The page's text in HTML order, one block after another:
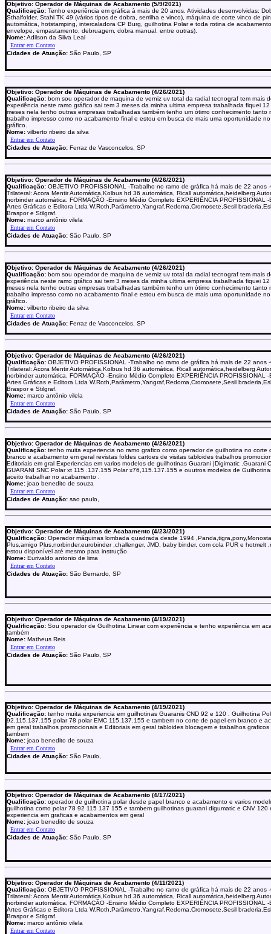
Objetivo: Operador de Máquinas de Acabamento (5/9/2021)
Qualificação: Tenho experiência em gráfica à mais de 20 anos. Atividades desenvolvidas:
Sthalfolder, Stahl TK 49 (vários tipos de dobra, serrilha e vinco), máquina de corte vinco de
automática, hotstamping, intercaladora CP Burg, guilhotina Polar e toda rotina de
envelope, empastamento, debruagem, dobra manual, entre outras).
Nome:Adilson da Silva Leal
Cidades de Atuação: São Paulo, SP
Objetivo: Operador de Máquinas de Acabamento (4/26/2021)
Qualificação: bom sou operador de maquina de verniz uv total da radial tecnograf tem mais
experiência neste ramo gráfico sai tem 3 meses da minha ultima empresa trabalhada fiquei
meses nela tenho outras empresas trabalhadas também tenho um ótimo conhecimento tanto
trabalho impresso como no acabamento final e estou em busca de mais uma oportunidade
gráfico.
Nome: vilberto ribeiro da silva
Cidades de Atuação: Ferraz de Vasconcelos, SP
Objetivo: Operador de Máquinas de Acabamento (4/26/2021)
Qualificação: OBJETIVO PROFISSIONAL -Trabalho no ramo de gráfica há mais de 22 anos
Trilateral: Acora Mentir Automática,Kolbus hd 36 automática, Ricall automática,heidelberg
norbinder automática. FORMAÇÃO -Ensino Médio Completo EXPERIÊNCIA PROFISSIONAL -
Artes Gráficas e Editora Ltda W.Roth,Parâmetro,Yangraf,Redoma,Cromosete,Sesil
Braspor e Stilgraf.
Nome: marco antônio vilela
Cidades de Atuação: São Paulo, SP
Objetivo: Operador de Máquinas de Acabamento (4/26/2021)
Qualificação: bom sou operador de maquina de verniz uv total da radial tecnograf tem mais
experiência neste ramo gráfico sai tem 3 meses da minha ultima empresa trabalhada fiquei
meses nela tenho outras empresas trabalhadas também tenho um ótimo conhecimento tanto
trabalho impresso como no acabamento final e estou em busca de mais uma oportunidade
gráfico.
Nome: vilberto ribeiro da silva
Cidades de Atuação: Ferraz de Vasconcelos, SP
Objetivo: Operador de Máquinas de Acabamento (4/26/2021)
Qualificação: OBJETIVO PROFISSIONAL -Trabalho no ramo de gráfica há mais de 22 anos
Trilateral: Acora Mentir Automática,Kolbus hd 36 automática, Ricall automática,heidelberg
norbinder automática. FORMAÇÃO -Ensino Médio Completo EXPERIÊNCIA PROFISSIONAL -
Artes Gráficas e Editora Ltda W.Roth,Parâmetro,Yangraf,Redoma,Cromosete,Sesil
Braspor e Stilgraf.
Nome: marco antônio vilela
Cidades de Atuação: São Paulo, SP
Objetivo: Operador de Máquinas de Acabamento (4/26/2021)
Qualificação: tenho muita experiencia no ramo grafico como operador de guilhotina no corte
branco e acabamento em geral revistas foldes cartoes de visitas tabloides trabalhos
Editoriais em gral Experiencias em varios modelos de guilhotinas Guarani |Digimatic .Guarani
GUARANI SNC Polar xt 115 .137.155 Polar x76,115.137.155 e ouutros modelos de
aceito trabalhar no acabamento .
Nome: joao benedito de souza
Cidades de Atuação: sao paulo,
Objetivo: Operador de Máquinas de Acabamento (4/23/2021)
Qualificação: Operador máquinas lombada quadrada desde 1994
Plus,amigo Plus,norbinder,eurobinder ,challenger, JMD, baby binder, com cola PUR e hotmelt
estou disponível até mesmo para instrução
Nome: Eurivaldo antonio de lima
Cidades de Atuação: São Bernardo, SP
Objetivo: Operador de Máquinas de Acabamento (4/19/2021)
Qualificação: Sou operador de Guilhotina Linear com experiência e tenho experiência em
também
Nome: Matheus Reis
Cidades de Atuação: São Paulo, SP
Objetivo: Operador de Máquinas de Acabamento (4/19/2021)
Qualificação: tenho muita experiencia em guilhotinas Guaranis CND 92 e 120 . Guilhotina
92.115.137.155 polar 78 polar EMC 115.137.155 e tambem no corte de papel em branco e
em geral trabalhos promocionais e Editoriais em geral tabloides blocagem e trabalhos graficos
tambem
Nome: joao benedito de souza
Cidades de Atuação: São Paulo,
Objetivo: Operador de Máquinas de Acabamento (4/17/2021)
Qualificação: operador de guilhotina polar desde papel branco e acabamento e varios
guilhotina como polar 78 92 115 137 155 e tambem guilhotinas guarani digumatic e CNV 120
experiencia em graficas e acabamentos em geral
Nome: joao benedito de souza
Cidades de Atuação: São Paulo, SP
Objetivo: Operador de Máquinas de Acabamento (4/11/2021)
Qualificação: OBJETIVO PROFISSIONAL -Trabalho no ramo de gráfica há mais de 22 anos
Trilateral: Acora Mentir Automática,Kolbus hd 36 automática, Ricall automática,heidelberg
norbinder automática. FORMAÇÃO -Ensino Médio Completo EXPERIÊNCIA PROFISSIONAL -
Artes Gráficas e Editora Ltda W.Roth,Parâmetro,Yangraf,Redoma,Cromosete,Sesil
Braspor e Stilgraf.
Nome: marco antônio vilela